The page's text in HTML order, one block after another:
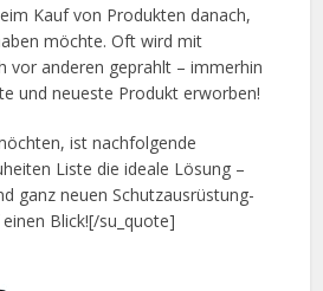
Kauf von Produkten danach,
möchte. Oft wird mit
vor anderen geprahlt – immerhin
und neueste Produkt erworben!
ist nachfolgende
Liste die ideale Lösung –
ganz neuen Schutzausrüstung-
Blick![/su_quote]